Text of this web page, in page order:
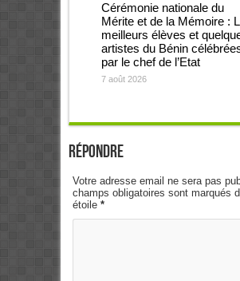
Cérémonie nationale du
Mérite et de la Mémoire :
meilleurs élèves et
artistes du Bénin
par le chef de l’Etat
7 août 2026
Répondre
Votre adresse email ne sera pas
champs obligatoires sont marqués
étoile *